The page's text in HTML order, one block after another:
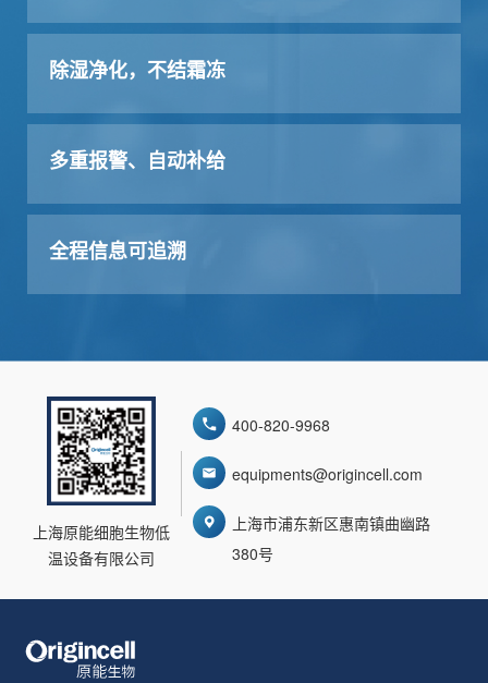
除湿净化，不结霜冻
多重报警、自动补给
全程信息可追溯
上海原能细胞生物低
温设备有限公司
400-820-9968
equipments@origincell.com
上海市浦东新区惠南镇曲幽路
380号